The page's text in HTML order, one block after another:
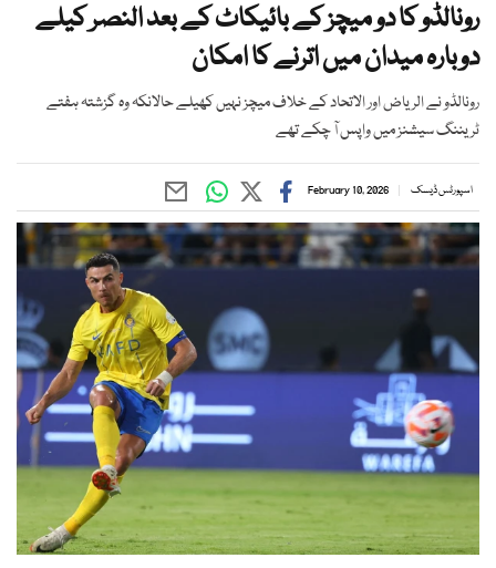
رونالڈو کا دو میچز کے بائیکاٹ کے بعد النصر کیلے
دوبارہ میدان میں اترنے کا امکان
رونالڈو نے الریاض اور الاتحاد کے خلاف میچز نہیں کھیلے حالانکہ وہ گزشتہ ہفتے
ٹریننگ سیشنز میں واپس آ چکے تھے
اسپورٹس ڈیسک February 10, 2026